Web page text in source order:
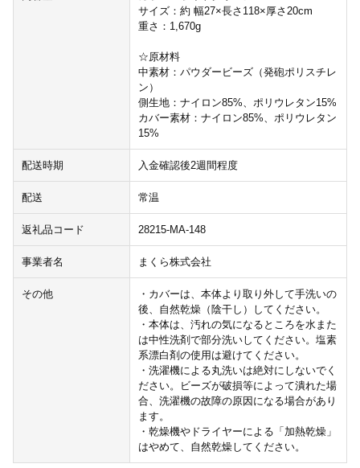
サイズ：約 幅27×長さ118×厚さ20cm
重さ：1,670g
☆原材料
中素材：パウダービーズ（発砲ポリスチレ
ン）
側生地：ナイロン85%、ポリウレタン15%
カバー素材：ナイロン85%、ポリウレタン
15%
配送時期 入金確認後2週間程度
配送 常温
返礼品コード 28215-MA-148
事業者名 まくら株式会社
その他
・カバーは、本体より取り外して手洗いの
後、自然乾燥（陰干し）してください。
・本体は、汚れの気になるところを水また
は中性洗剤で部分洗いしてください。塩素
系漂白剤の使用は避けてください。
・洗濯機による丸洗いは絶対にしないでく
ださい。ビーズが破損等によって潰れた場
合、洗濯機の故障の原因になる場合があり
ます。
・乾燥機やドライヤーによる「加熱乾燥」
はやめて、自然乾燥してください。